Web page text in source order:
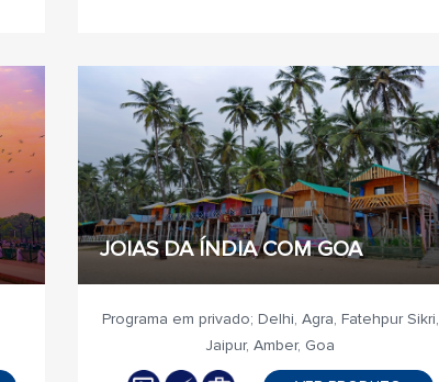
JOIAS DA ÍNDIA COM GOA
Programa em privado; Delhi, Agra, Fatehpur Sikri,
Jaipur, Amber, Goa